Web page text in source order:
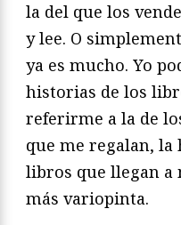
la del que los
y lee. O
ya es mucho. Yo
historias de los
referirme a la de
que me regalan,
libros que llegan a
más variopinta.